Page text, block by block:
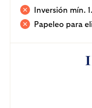
Inversión mín.
Papeleo para